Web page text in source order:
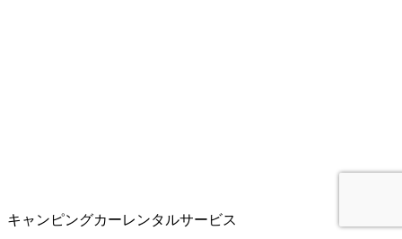
キャンピングカーレンタルサービス